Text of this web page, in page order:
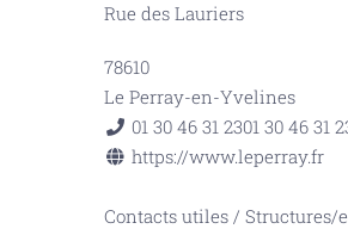
Rue des Lauriers
78610
Le Perray-en-Yvelines
01 30 46 31 2301 30 46 31
https://www.leperray.fr
Contacts utiles / Structures/